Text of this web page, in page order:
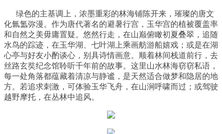
绿色的主基调上，浓墨重彩的林海铺陈开来，璀璨的唐文
化氤氲弥漫。作为唐代著名的避暑行宫，玉华宫的植被覆盖率
和自然之美毋庸置疑。悠然行走，在山巅俯瞰初夏叠翠，追随
水鸟的踪迹，在玉华湖、七叶湖上乘画舫游船嬉戏；或是在湖
心亭与好友小酌谈心，别具诗情画意。顺着林间栈道前行，去
丝路玄奘纪念馆聆听千年前的故事。这里山水林海窃窃私语，
每一处角落都蕴藏着清凉与静谧，是天然适合做梦和隐居的地
方。若追求刺激，可体验玉华飞舟，在山涧呼啸而过；或驾驶
越野摩托，在丛林中追风。